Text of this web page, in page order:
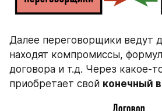
Далее переговорщики ведут
находят компромиссы,
договора и т.д. Через какое-
приобретает свой конечный